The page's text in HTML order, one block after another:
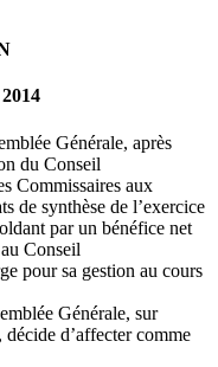
Générale, après
du Conseil
Commissaires aux
de synthèse de l’exercice
par un bénéfice net
Conseil
pour sa gestion au cours
Générale, sur
d’affecter comme